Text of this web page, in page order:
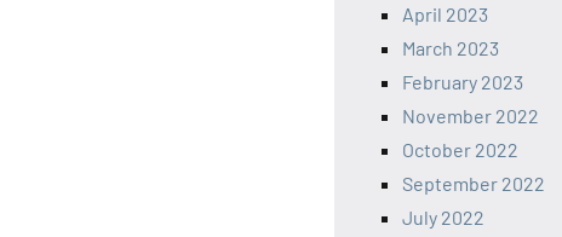
April 2023
March 2023
February 2023
November 2022
October 2022
September 2022
July 2022